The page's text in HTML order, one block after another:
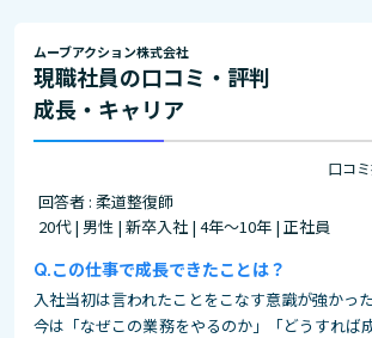
ムーブアクション株式会社
現職社員の口コミ・評判
成長・キャリア
口コ
回答者 : 柔道整復師
20代 | 男性 | 新卒入社 | 4年～10年 | 正社員
この仕事で成長できたことは？
入社当初は言われたことをこなす意識が強かっ
今は「なぜこの業務をやるのか」「どうすれば